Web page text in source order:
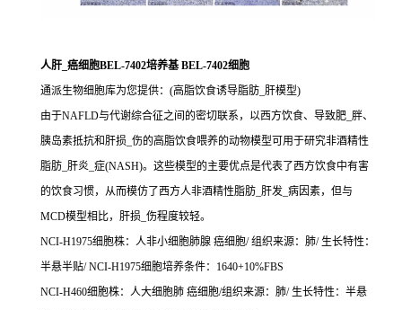
人肝_癌细胞BEL-7402培养基 BEL-7402细胞
通派生物细胞库为您提供：(高脂饮食诱导脂肪_肝模型)
由于NAFLD与代谢综合征之间的密切联系，以西方饮食、导致肥_胖、
胰岛素抵抗和肝损_伤的高脂饮食喂养的动物模型可用于研究非酒精性
脂肪_肝炎_症(NASH)。这些模型的主要优点是代表了西方饮食中有害
的饮食习惯，从而模仿了西方人非酒精性脂肪_肝发_病因素，但与
MCD模型相比，肝损_伤程度较轻。
NCI-H1975细胞株：人非小细胞肺腺 癌细胞/ 组织来源：肺/ 生长特性：
半悬半贴/ NCI-H1975细胞培养条件：1640+10%FBS
NCI-H460细胞株：人大细胞肺 癌细胞/组织来源：肺/ 生长特性：半悬